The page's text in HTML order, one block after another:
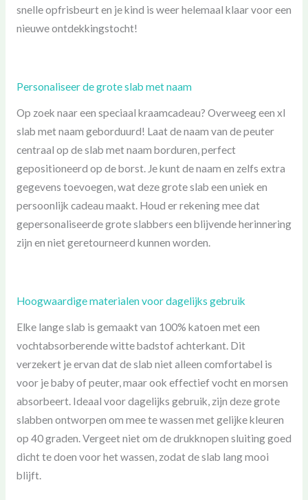
snelle opfrisbeurt en je kind is weer helemaal klaar voor een
nieuwe ontdekkingstocht!
Personaliseer de grote slab met naam
Op zoek naar een speciaal kraamcadeau? Overweeg een xl
slab met naam geborduurd! Laat de naam van de peuter
centraal op de slab met naam borduren, perfect
gepositioneerd op de borst. Je kunt de naam en zelfs extra
gegevens toevoegen, wat deze grote slab een uniek en
persoonlijk cadeau maakt. Houd er rekening mee dat
gepersonaliseerde grote slabbers een blijvende herinnering
zijn en niet geretourneerd kunnen worden.
Hoogwaardige materialen voor dagelijks gebruik
Elke lange slab is gemaakt van 100% katoen met een
vochtabsorberende witte badstof achterkant. Dit
verzekert je ervan dat de slab niet alleen comfortabel is
voor je baby of peuter, maar ook effectief vocht en morsen
absorbeert. Ideaal voor dagelijks gebruik, zijn deze grote
slabben ontworpen om mee te wassen met gelijke kleuren
op 40 graden. Vergeet niet om de drukknopen sluiting goed
dicht te doen voor het wassen, zodat de slab lang mooi
blijft.